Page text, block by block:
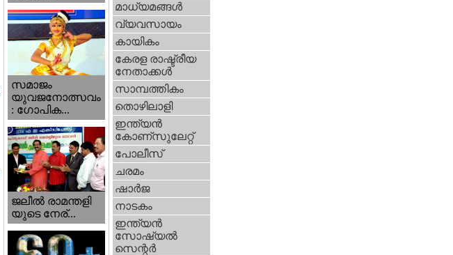
സമാജം
യുവജനോത്സവം
: ഗോപിക...
ജലീല്‍ രാമന്തളി
യുടെ നേര്...
മാധ്യമങ്ങള്‍
വ്യവസായം
കായികം
കേരള രാഷ്ട്രീയ
നേതാക്കള്‍
സാമ്പത്തികം
തൊഴിലാളി
ഇന്ത്യന്‍
കോണ്സുലേറ്റ്
പോലീസ്
ചരമം
ഷാര്‍ജ
നാടകം
ഇന്ത്യന്‍
സോഷ്യല്‍
സെന്റര്‍